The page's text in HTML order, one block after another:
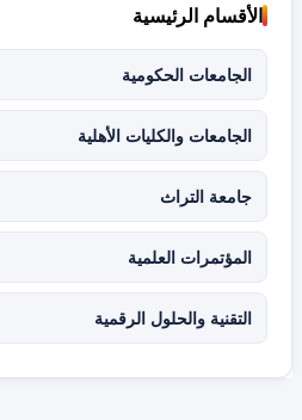
الأقسام الرئيسية
الجامعات الحكومية
الجامعات والكليات الأهلية
جامعة التراث
المؤتمرات العلمية
التقنية والحلول الرقمية